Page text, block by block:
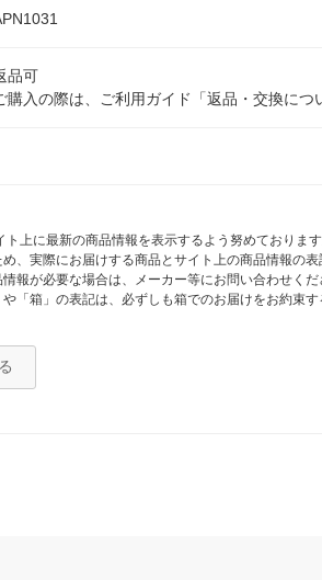
品可
購入の際は、ご利用ガイド「返品・交換につ
ト上に最新の商品情報を表示するよう努めており
、実際にお届けする商品とサイト上の商品情報の
報が必要な場合は、メーカー等にお問い合わせくだ
「箱」の表記は、必ずしも箱でのお届けをお約束